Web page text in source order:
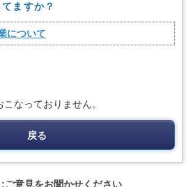
ますか？
について
なっておりません。
戻る
ご意見をお聞かせください